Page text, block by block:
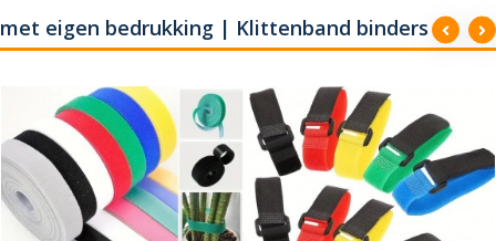
met eigen bedrukking | Klittenband binders